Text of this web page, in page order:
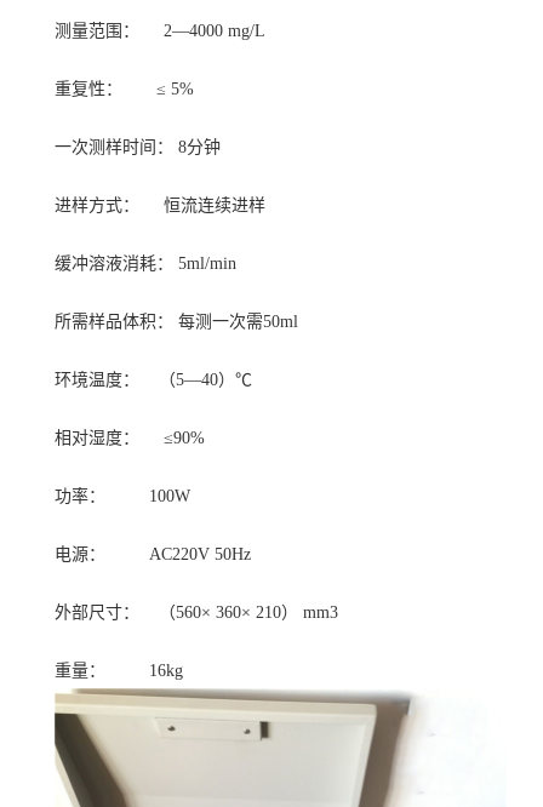
测量范围： 2—4000 mg/L
重复性： ≤ 5%
一次测样时间： 8分钟
进样方式： 恒流连续进样
缓冲溶液消耗： 5ml/min
所需样品体积： 每测一次需50ml
环境温度： （5—40）℃
相对湿度： ≤90%
功率： 100W
电源： AC220V 50Hz
外部尺寸： （560× 360× 210） mm3
重量： 16kg